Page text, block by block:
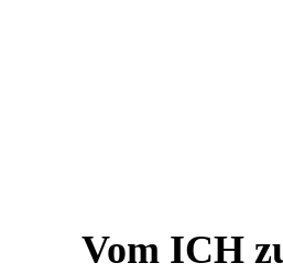
Vom ICH